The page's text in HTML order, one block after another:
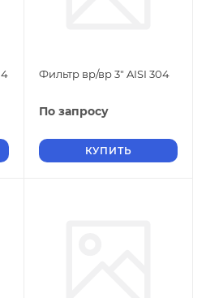
Фильтр вр/вр 3" AISI 304
По запросу
КУПИТЬ